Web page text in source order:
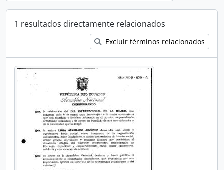
1 resultados directamente relacionados
Excluir términos relacionados